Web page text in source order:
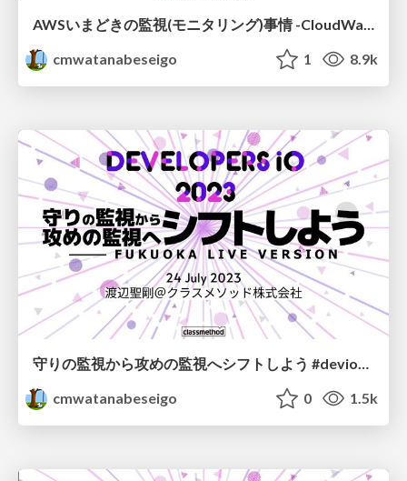
AWSいまどきの監視(モニタリング)事情 -CloudWatchのその先に-
cmwatanabeseigo
1 8.9k
守りの監視から攻めの監視へシフトしよう #devio2023
cmwatanabeseigo
0 1.5k